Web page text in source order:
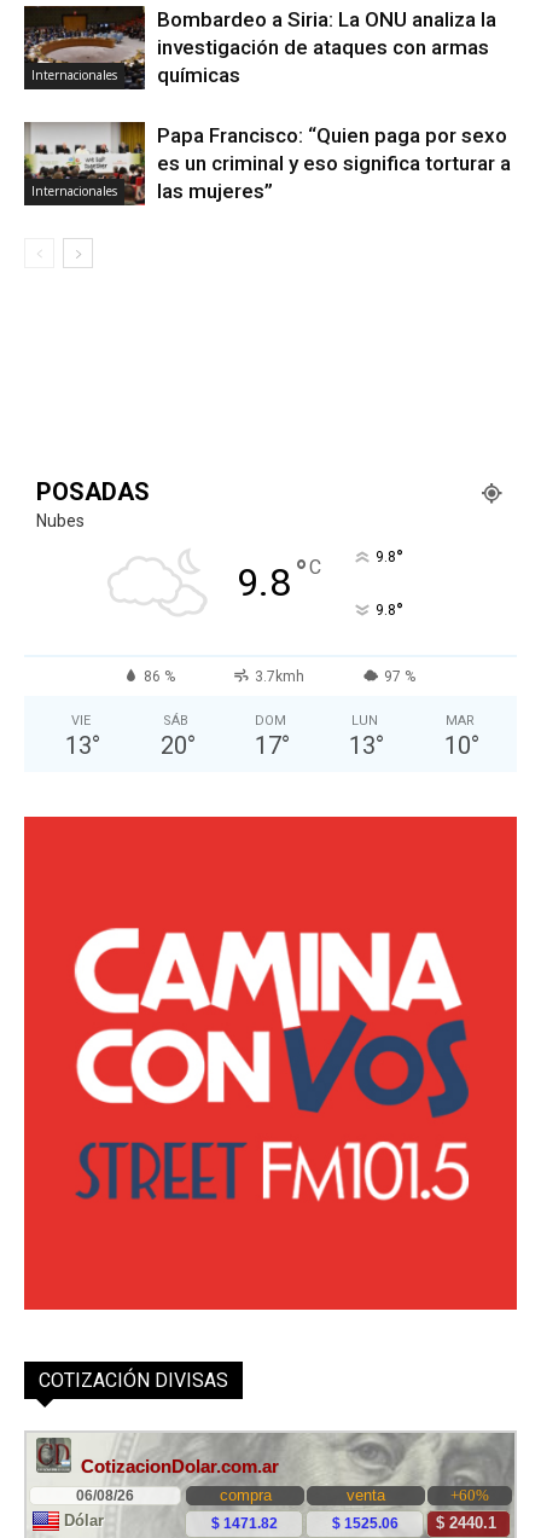
Internacionales
Bombardeo a Siria: La ONU analiza la
investigación de ataques con armas
químicas
Internacionales
Papa Francisco: “Quien paga por sexo
es un criminal y eso significa torturar a
las mujeres”
POSADAS
Nubes
9.8°C 9.8°
9.8°
86 % 3.7kmh 97 %
VIE
13°
SÁB
20°
DOM
17°
LUN
13°
MAR
10°
COTIZACIÓN DIVISAS